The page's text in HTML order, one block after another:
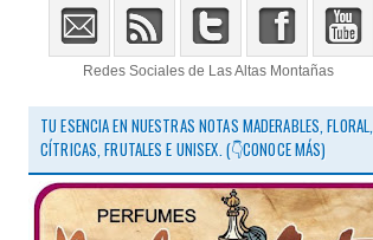
Redes Sociales de Las Altas Montañas
TU ESENCIA EN NUESTRAS NOTAS MADERABLES, FLORAL,
CÍTRICAS, FRUTALES E UNISEX. (👇CONOCE MÁS)